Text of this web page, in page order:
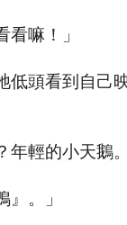
嘛！」
低頭看到自己
年輕的小天鵝
。」